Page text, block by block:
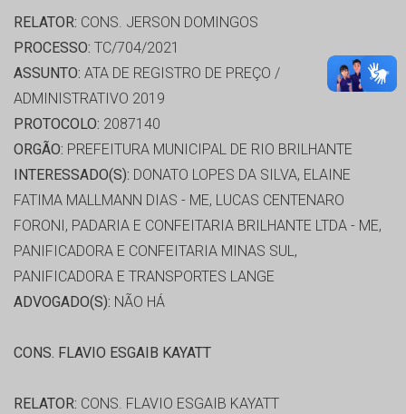
RELATOR: CONS. JERSON DOMINGOS
PROCESSO: TC/704/2021
ASSUNTO: ATA DE REGISTRO DE PREÇO /
ADMINISTRATIVO 2019
PROTOCOLO: 2087140
ORGÃO: PREFEITURA MUNICIPAL DE RIO BRILHANTE
INTERESSADO(S): DONATO LOPES DA SILVA, ELAINE
FATIMA MALLMANN DIAS - ME, LUCAS CENTENARO
FORONI, PADARIA E CONFEITARIA BRILHANTE LTDA - ME,
PANIFICADORA E CONFEITARIA MINAS SUL,
PANIFICADORA E TRANSPORTES LANGE
ADVOGADO(S): NÃO HÁ
CONS. FLAVIO ESGAIB KAYATT
RELATOR: CONS. FLAVIO ESGAIB KAYATT